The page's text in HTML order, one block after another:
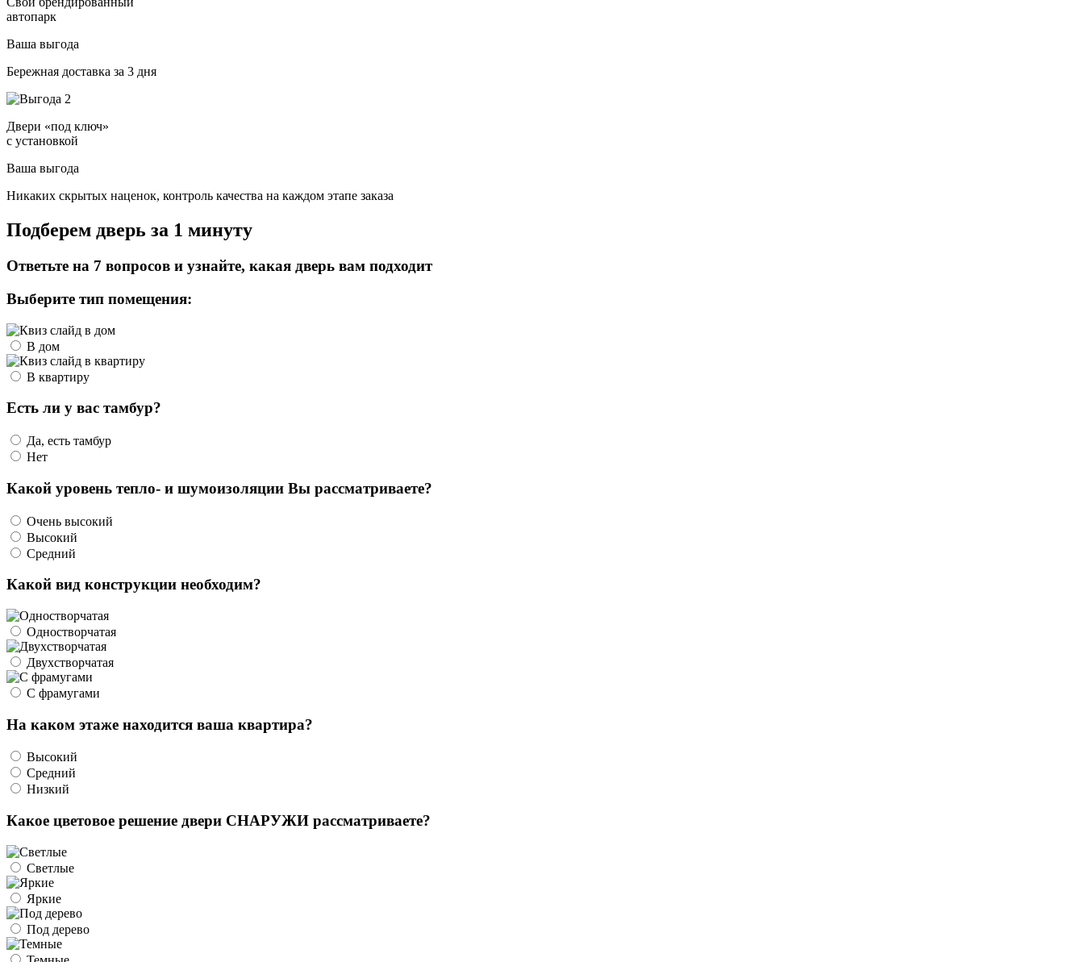
автопарк
Ваша выгода
Бережная доставка за 3 дня
Двери «под ключ»
с установкой
Ваша выгода
Никаких скрытых наценок, контроль качества на каждом этапе заказа
Подберем дверь за 1 минуту
Ответьте на 7 вопросов и узнайте, какая дверь вам подходит
Выберите тип помещения:
В дом
В квартиру
Есть ли у вас тамбур?
Да, есть тамбур
Нет
Какой уровень тепло- и шумоизоляции Вы рассматриваете?
Очень высокий
Высокий
Средний
Какой вид конструкции необходим?
Одностворчатая
Двухстворчатая
С фрамугами
На каком этаже находится ваша квартира?
Высокий
Средний
Низкий
Какое цветовое решение двери СНАРУЖИ рассматриваете?
Светлые
Яркие
Под дерево